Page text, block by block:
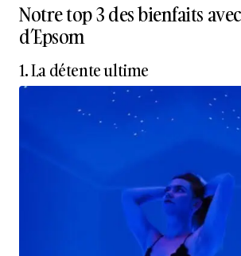
Notre top 3 des bienfaits
d’Epsom
1. La détente ultime